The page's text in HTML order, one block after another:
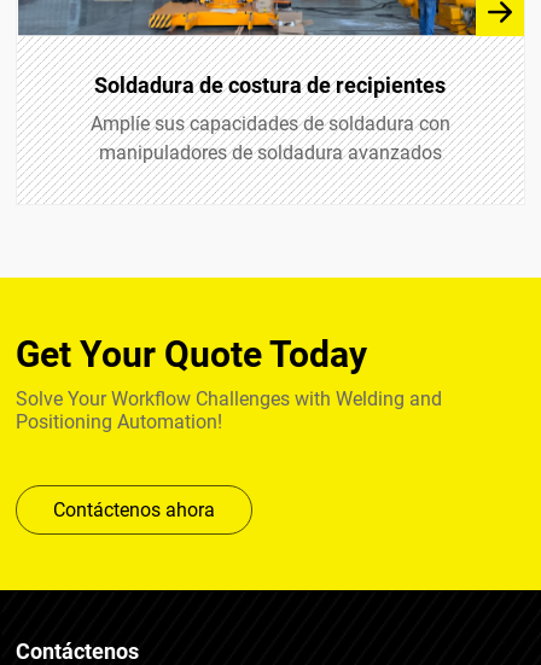
Soldadura de costura de recipientes
Amplíe sus capacidades de soldadura con
manipuladores de soldadura avanzados
Get Your Quote Today
Solve Your Workflow Challenges with Welding and
Positioning Automation!
Contáctenos ahora
Contáctenos